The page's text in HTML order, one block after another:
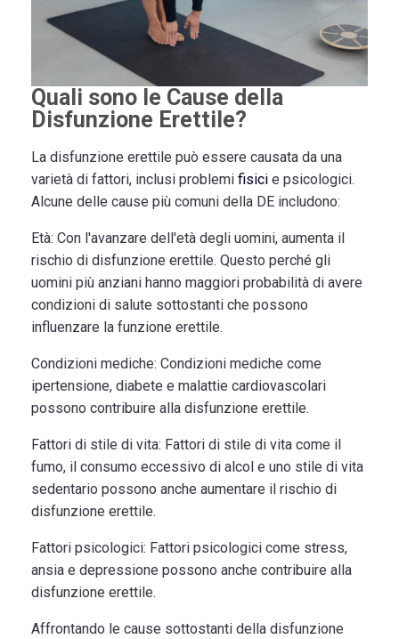
Quali sono le Cause della
Disfunzione Erettile?
La disfunzione erettile può essere causata da una
varietà di fattori, inclusi problemi fisici e psicologici.
Alcune delle cause più comuni della DE includono:
Età: Con l'avanzare dell'età degli uomini, aumenta il
rischio di disfunzione erettile. Questo perché gli
uomini più anziani hanno maggiori probabilità di avere
condizioni di salute sottostanti che possono
influenzare la funzione erettile.
Condizioni mediche: Condizioni mediche come
ipertensione, diabete e malattie cardiovascolari
possono contribuire alla disfunzione erettile.
Fattori di stile di vita: Fattori di stile di vita come il
fumo, il consumo eccessivo di alcol e uno stile di vita
sedentario possono anche aumentare il rischio di
disfunzione erettile.
Fattori psicologici: Fattori psicologici come stress,
ansia e depressione possono anche contribuire alla
disfunzione erettile.
Affrontando le cause sottostanti della disfunzione